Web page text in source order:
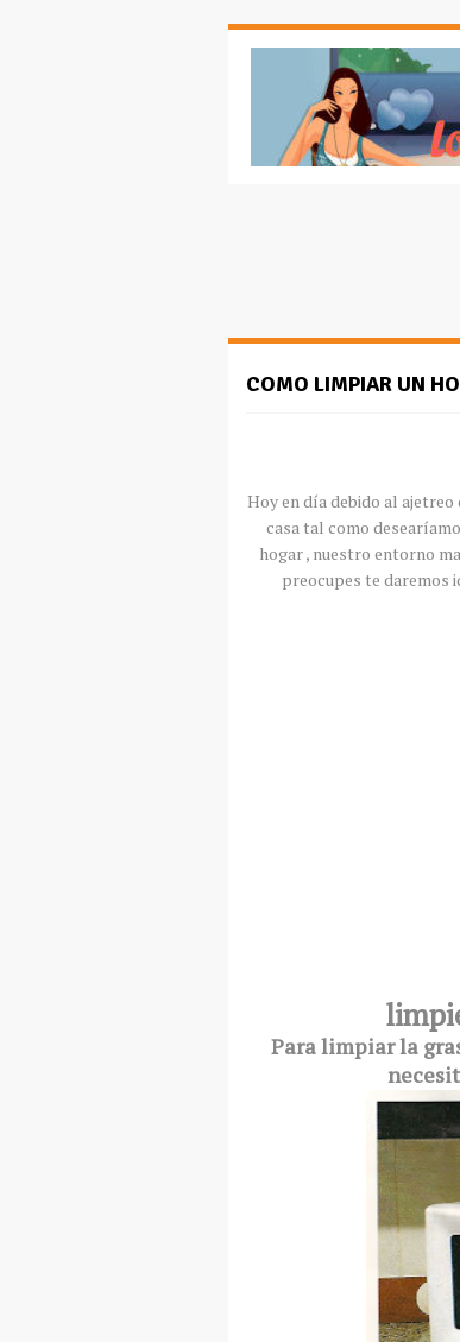
COMO LIMPIAR UN
Hoy endíadebido al ajetreo
casa tal como
hogar , nuestro entorno
preocupes te daremos
Para limpiar la